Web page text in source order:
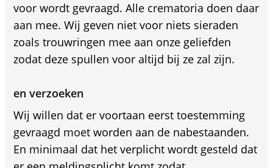
voor wordt gevraagd. Alle crematoria doen daar
aan mee. Wij geven niet voor niets sieraden
zoals trouwringen mee aan onze geliefden
zodat deze spullen voor altijd bij ze zal zijn.
en verzoeken
Wij willen dat er voortaan eerst toestemming
gevraagd moet worden aan de nabestaanden.
En minimaal dat het verplicht wordt gesteld dat